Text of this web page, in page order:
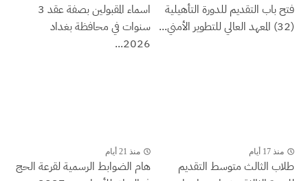
فتح باب التقديم للدورة التأهيلية
(32) المعهد العالي للتطوير الأمني...
اسماء المقبولين بصفة عقد 3
سنوات في محافظة بغداد
2026...
منذ 17 أيام
طلاب الثالث متوسط التقديم
منذ 21 أيام
هام الضوابط الرسمية لقرعة الحج